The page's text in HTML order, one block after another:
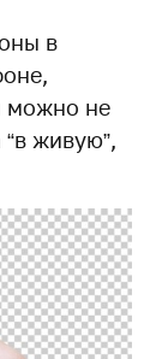
в
можно не
живую”,